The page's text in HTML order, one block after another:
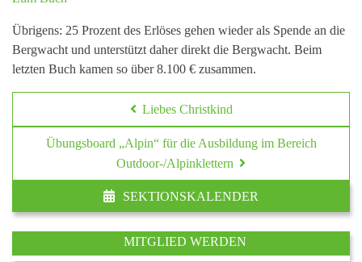
Übrigens: 25 Prozent des Erlöses gehen wieder als Spende an die
Bergwacht und unterstützt daher direkt die Bergwacht. Beim
letzten Buch kamen so über 8.100 € zusammen.
Liebes Christkind
Übungsboard „Alpin“ für die Ausbildung im Bereich
Outdoor-/Alpinklettern
SEKTIONSKALENDER
MITGLIED WERDEN